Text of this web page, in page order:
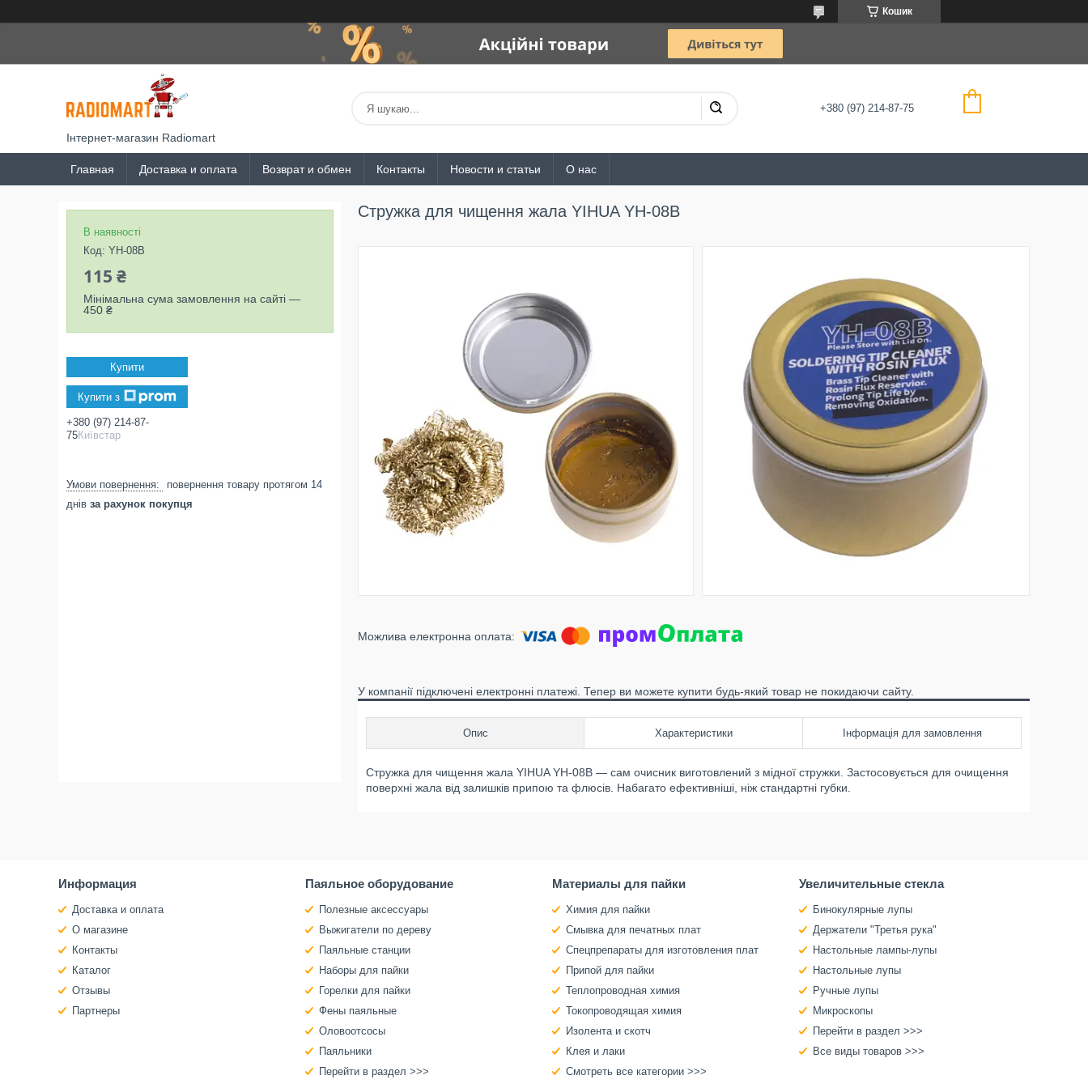
Кошик
Інтернет-магазин Radiomart
+380 (97) 214-87-75
Главная Доставка и оплата Возврат и обмен Контакты Новости и статьи О нас
Стружка для чищення жала YIHUA YH-08B
У компанії підключені електронні платежі. Тепер ви можете купити будь-який товар не покидаючи сайту.
Опис Характеристики Інформація для замовлення
Стружка для чищення жала YIHUA YH-08B — сам очисник виготовлений з мідної стружки. Застосовується для очищення
поверхні жала від залишків припою та флюсів. Набагато ефективніші, ніж стандартні губки.
В наявності
Код: YH-08B
115 ₴
Мінімальна сума замовлення на сайті —
450 ₴
Купити
Купити з
+380 (97) 214-87-
75Київстар
повернення товару протягом 14
днів за рахунок покупця
Информация
Доставка и оплата
О магазине
Контакты
Каталог
Отзывы
Партнеры
Паяльное оборудование
Полезные аксессуары
Выжигатели по дереву
Паяльные станции
Наборы для пайки
Горелки для пайки
Фены паяльные
Оловоотсосы
Паяльники
Перейти в раздел >>>
Материалы для пайки
Химия для пайки
Смывка для печатных плат
Спецпрепараты для изготовления плат
Припой для пайки
Теплопроводная химия
Токопроводящая химия
Изолента и скотч
Клея и лаки
Смотреть все категории >>>
Увеличительные стекла
Бинокулярные лупы
Держатели "Третья рука"
Настольные лампы-лупы
Настольные лупы
Ручные лупы
Микроскопы
Перейти в раздел >>>
Все виды товаров >>>